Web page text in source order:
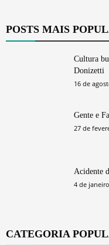
POSTS MAIS
Cultura
Donizetti
16 de
Gente e
27 de
Acidente
4 de
CATEGORIA